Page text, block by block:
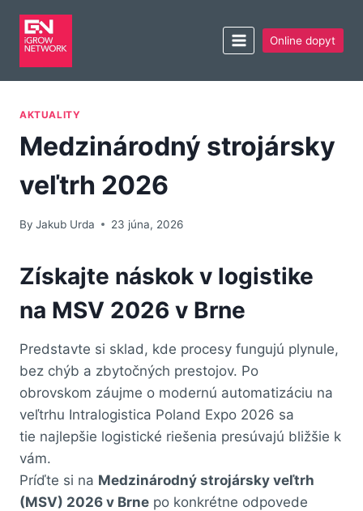
Online dopyt
AKTUALITY
Medzinárodný strojársky
veľtrh 2026
By Jakub Urda 23 júna, 2026
Získajte náskok v logistike
na MSV 2026 v Brne
Predstavte si sklad, kde procesy fungujú plynule,
bez chýb a zbytočných prestojov. Po
obrovskom záujme o modernú automatizáciu na
veľtrhu Intralogistica Poland Expo 2026 sa
tie najlepšie logistické riešenia presúvajú bližšie k
vám.
Príďte si na Medzinárodný strojársky veľtrh
(MSV) 2026 v Brne po konkrétne odpovede